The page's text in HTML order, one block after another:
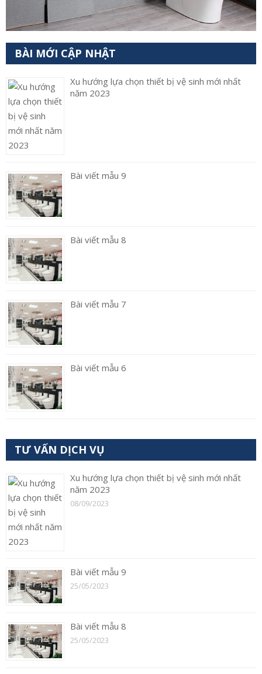
BÀI MỚI CẬP NHẬT
Xu hướng lựa chọn thiết bị vệ sinh mới nhất
năm 2023
Bài viết mẫu 9
Bài viết mẫu 8
Bài viết mẫu 7
Bài viết mẫu 6
TƯ VẤN DỊCH VỤ
Xu hướng lựa chọn thiết bị vệ sinh mới nhất
năm 2023
08/09/2023
Bài viết mẫu 9
25/05/2023
Bài viết mẫu 8
25/05/2023